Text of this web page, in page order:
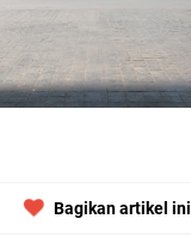
Bagikan artikel ini